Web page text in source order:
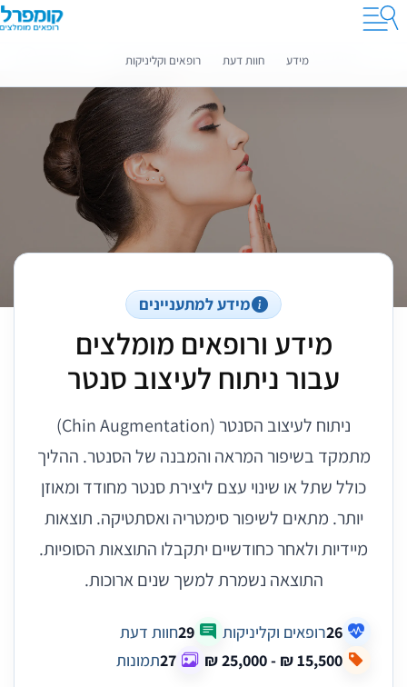
קומפרלי מסייעת לך לבחור רופאים מומלצים
מידע חוות דעת רופאים וקליניקות
מידע למתעניינים
מידע ורופאים מומלצים
עבור ניתוח לעיצוב סנטר
ניתוח לעיצוב הסנטר (Chin Augmentation)
מתמקד בשיפור המראה והמבנה של הסנטר. ההליך
כולל שתל או שינוי עצם ליצירת סנטר מחודד ומאוזן
יותר. מתאים לשיפור סימטריה ואסתטיקה. תוצאות
מיידיות ולאחר כחודשיים יתקבלו התוצאות הסופיות.
התוצאה נשמרת למשך שנים ארוכות.
26רופאים וקליניקות 29חוות דעת
‏15,500 ₪ - ‏25,000 ₪
27תמונות